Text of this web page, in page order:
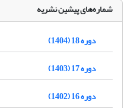
شماره‌های پیشین نشریه
دوره 18 (1404)
دوره 17 (1403)
دوره 16 (1402)